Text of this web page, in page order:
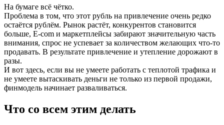
На бумаге всё чётко.
Проблема в том, что этот рубль на привлечение очень редко
остаётся рублём. Рынок растёт, конкурентов становится
больше, E‑com и маркетплейсы забирают значительную часть
внимания, спрос не успевает за количеством желающих что‑то
продавать. В результате привлечение и утепление дорожают в
разы.
И вот здесь, если вы не умеете работать с теплотой трафика и
не умеете вытаскивать деньги не только из первой продажи,
финмодель начинает разваливаться.
Что со всем этим делать